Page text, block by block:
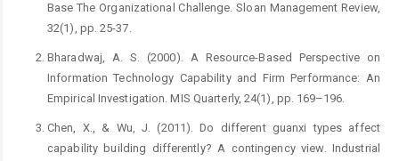
Base The Organizational Challenge. Sloan Management Review,
32(1), pp. 25-37.
Bharadwaj, A. S. (2000). A Resource-Based Perspective on
Information Technology Capability and Firm Performance: An
Empirical Investigation. MIS Quarterly, 24(1), pp. 169–196.
Chen, X., & Wu, J. (2011). Do different guanxi types affect
capability building differently? A contingency view. Industrial